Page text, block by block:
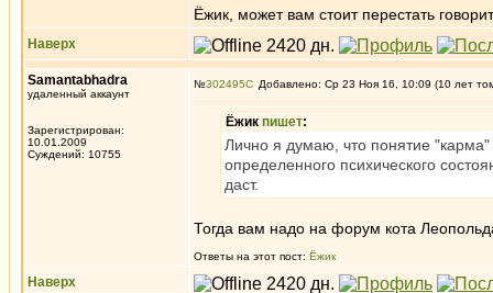
Ёжик, может вам стоит перестать
Наверх
Samantabhadra
удаленный аккаунт
Зарегистрирован:
10.01.2009
Суждений: 10755
№302495 Добавлено: Ср 23 Ноя 16, 10:09 (10 лет
Ёжик пишет:
Лично я думаю, что понятие
определенного психического
даст.
Тогда вам надо на форум кота
Ответы на этот пост: Ёжик
Наверх